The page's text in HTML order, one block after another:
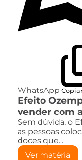
WhatsApp
Efeito
vender com
Sem dúvida, o
as pessoas
doces que…
Ver matéria